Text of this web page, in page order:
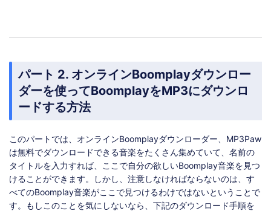
パート 2. オンラインBoomplayダウンロー
ダーを使ってBoomplayをMP3にダウンロ
ードする方法
このパートでは、オンラインBoomplayダウンローダー、MP3Paw
は無料でダウンロードできる音楽をたくさん集めていて、名前の
タイトルを入力すれば、ここで自分の欲しいBoomplay音楽を見つ
けることができます。しかし、注意しなければならないのは、す
べてのBoomplay音楽がここで見つけるわけではないということで
す。もしこのことを気にしないなら、下記のダウンロード手順を